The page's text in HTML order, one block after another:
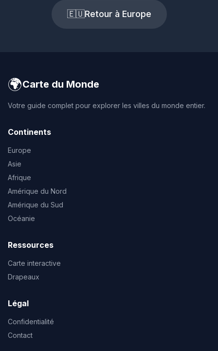
🇪🇺Retour à Europe
🌍Carte du Monde
Votre guide complet pour explorer les villes du monde entier.
Continents
Europe
Asie
Afrique
Amérique du Nord
Amérique du Sud
Océanie
Ressources
Carte interactive
Drapeaux
Légal
Confidentialité
Contact